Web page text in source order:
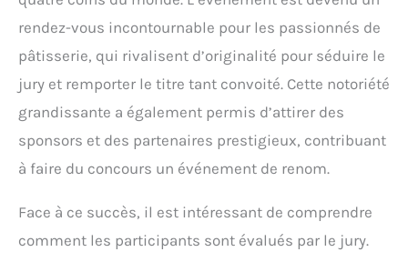
rendez-vous incontournable pour les passionnés de
pâtisserie, qui rivalisent d’originalité pour séduire le
jury et remporter le titre tant convoité. Cette notoriété
grandissante a également permis d’attirer des
sponsors et des partenaires prestigieux, contribuant
à faire du concours un événement de renom.
Face à ce succès, il est intéressant de comprendre
comment les participants sont évalués par le jury.